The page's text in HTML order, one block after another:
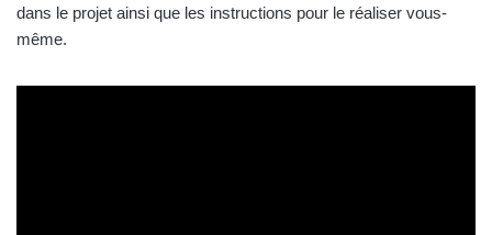
dans le projet ainsi que les instructions pour le réaliser vous-
même.